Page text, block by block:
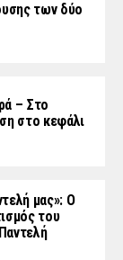
των δύο
– Στο
στο κεφάλι
μας»: Ο
του